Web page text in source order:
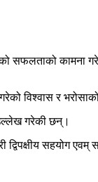
सफलताको कामना
विश्वास र
गरेकी छन्।
सहयोग